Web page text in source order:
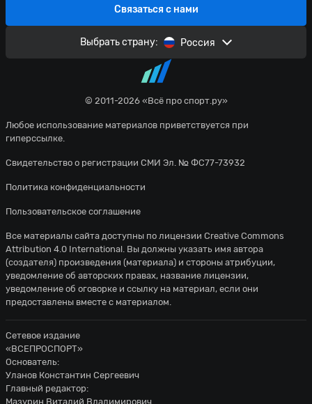
© 2011-2026 «Всё про спорт.ру»
Любое использование материалов приветствуется при
гиперссылке.
Свидетельство о регистрации СМИ Эл. № ФС77-73932
Политика конфиденциальности
Пользовательское соглашение
Связаться с нами
Выбрать страну: Россия
Все материалы сайта доступны по лицензии Creative Commons
Attribution 4.0 International. Вы должны указать имя автора
(создателя) произведения (материала) и стороны атрибуции,
уведомление об авторских правах, название лицензии,
уведомление об оговорке и ссылку на материал, если они
предоставлены вместе с материалом.
Сетевое издание
«ВСЕПРОСПОРТ»
Основатель:
Уланов Константин Сергеевич
Главный редактор:
Мазурин Виталий Владимирович